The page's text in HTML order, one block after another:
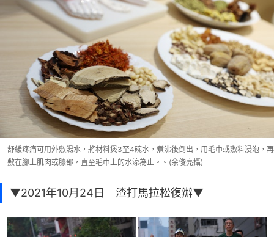
舒緩疼痛可用外敷湯水，將材料煲3至4碗水，煮沸後倒出，用毛巾或敷料浸泡，再
敷在腳上肌肉或膝部，直至毛巾上的水涼為止。。(余俊亮攝)
▼2021年10月24日 渣打馬拉松復辦▼